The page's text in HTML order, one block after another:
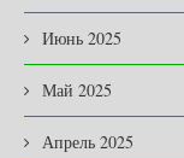
Июнь 2025
Май 2025
Апрель 2025